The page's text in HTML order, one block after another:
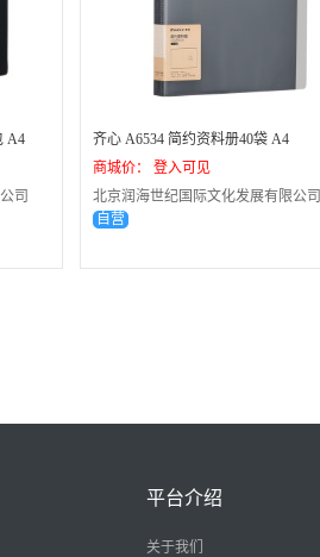
A4
司
齐心 A6534 简约资料册40袋 A4
商城价： 登入可见
北京润海世纪国际文化发展有限公司
自营
平台介绍
关于我们